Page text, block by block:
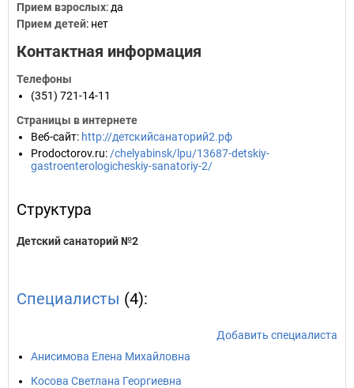
Прием взрослых: да
Прием детей: нет
Контактная информация
Телефоны
(351) 721-14-11
Страницы в интернете
Веб-сайт: http://детскийсанаторий2.рф
Prodoctorov.ru: /chelyabinsk/lpu/13687-detskiy-
gastroenterologicheskiy-sanatoriy-2/
Структура
Детский санаторий №2
Специалисты (4):
Добавить специалиста
Анисимова Елена Михайловна
Косова Светлана Георгиевна